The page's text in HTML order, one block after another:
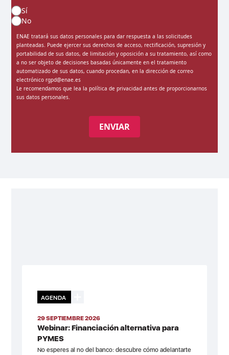
c
t
e
d
Sí
No
ENAE tratará sus datos personales para dar respuesta a las solicitudes
planteadas. Puede ejercer sus derechos de acceso, rectificación, supresión y
portabilidad de sus datos, de limitación y oposición a su tratamiento, así como
a no ser objeto de decisiones basadas únicamente en el tratamiento
automatizado de sus datos, cuando procedan, en la dirección de correo
electrónico rgpd@enae.es
Le recomendamos que lea lapolítica de privacidad antes de proporcionarnos
sus datos personales.
ENVIAR
AGENDA
29 SEPTIEMBRE 2026
Webinar: Financiación alternativa para
PYMES
No esperes al no del banco: descubre cómo adelantarte